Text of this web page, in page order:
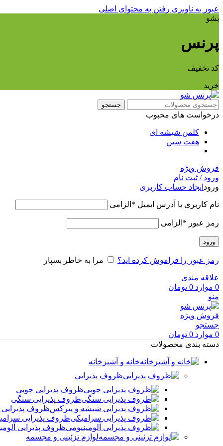
عبور به ناوبری رفتن به محتوای اصلی
بشو
پرنس
کد تخفیف
خرید
جستجو
درخواست های محبوب
کلمن شیشه ای
هفت سین
فروش ویژه
ورود / ثبت نام
ورود ایجاد حساب کاربری
نام کاربری یا آدرس ایمیل * الزامی
رمز عبور * الزامی
ورود
رمز عبور را فراموش کرده اید؟ مرا به خاطر بسپار
علاقه مندی
0 موارد 0 تومان
منو
فروش ویژه
جستجو
0 موارد 0 تومان
دسته بندی محصولات
خانه و آشپزخانه
ظروف پذیرایی
ظروف پذیرایی چوبی
ظروف پذیرایی سنگی
ظروف
ظروف پذیرایی
ظروف پذیرایی
لوازم تزئینی و مجسمه